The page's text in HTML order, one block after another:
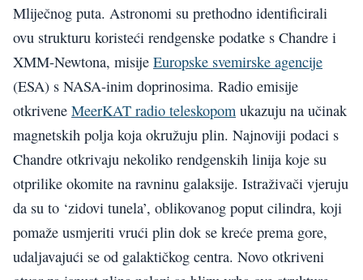
Mliječnog puta. Astronomi su prethodno identificirali
ovu strukturu koristeći rendgenske podatke s Chandre i
XMM-Newtona, misije Europske svemirske agencije
(ESA) s NASA-inim doprinosima. Radio emisije
otkrivene MeerKAT radio teleskopom ukazuju na učinak
magnetskih polja koja okružuju plin. Najnoviji podaci s
Chandre otkrivaju nekoliko rendgenskih linija koje su
otprilike okomite na ravninu galaksije. Istraživači vjeruju
da su to ‘zidovi tunela’, oblikovanog poput cilindra, koji
pomaže usmjeriti vrući plin dok se kreće prema gore,
udaljavajući se od galaktičkog centra. Novo otkriveni